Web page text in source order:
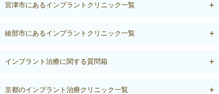
宮津市にあるインプラントクリニック一覧
綾部市にあるインプラントクリニック一覧
インプラント治療に関する質問箱
京都のインプラント治療クリニック一覧